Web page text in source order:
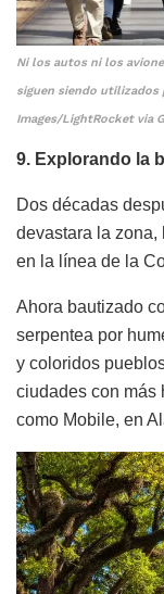
Ni los autos ni los
siguen siendo utilizados
Images/LightRocket via
9. Explorando la
Dos décadas
devastara la zona,
en la línea de la
Ahora bautizado
serpentea por
y coloridos
ciudades con más
como Mobile, en